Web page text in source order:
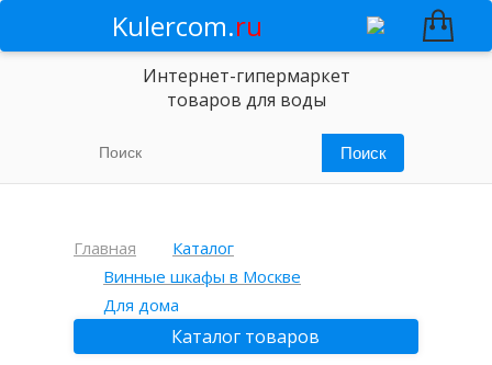
Kulercom.ru
Интернет-гипермаркет
товаров для воды
Главная
Каталог
Винные шкафы в Москве
Для дома
Каталог товаров